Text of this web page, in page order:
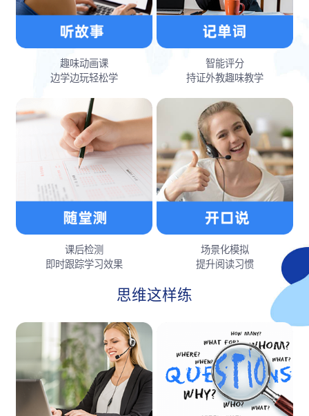
趣味动画课
边学边玩轻松学
智能评分
持证外教趣味教学
课后检测
即时跟踪学习效果
场景化模拟
提升阅读习惯
思维这样练